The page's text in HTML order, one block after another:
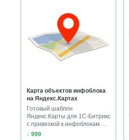
Карта объектов инфоблока
на Яндекс.Картах
Готовый шаблон
Яндекс.Карты для 1С-Битрикс
с привязкой к инфоблокам.
Установите …
↓ 999